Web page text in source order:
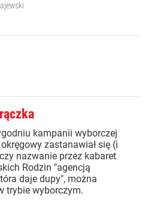
kampanii wyborczej
zastanawiał się (i
nazwanie przez kabaret
Rodzin "agencją
daje dupy", można
trybie wyborczym.